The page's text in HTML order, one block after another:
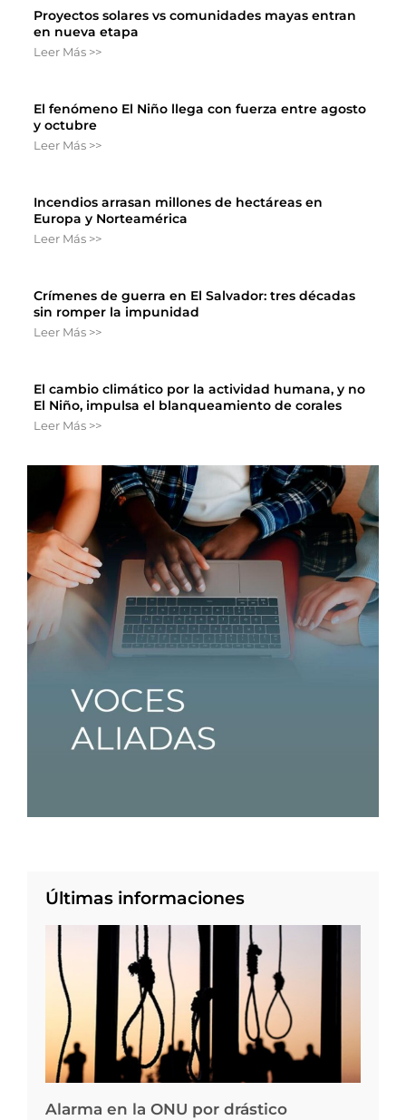
Proyectos solares vs comunidades mayas entran
en nueva etapa
Leer Más >>
El fenómeno El Niño llega con fuerza entre agosto
y octubre
Leer Más >>
Incendios arrasan millones de hectáreas en
Europa y Norteamérica
Leer Más >>
Crímenes de guerra en El Salvador: tres décadas
sin romper la impunidad
Leer Más >>
El cambio climático por la actividad humana, y no
El Niño, impulsa el blanqueamiento de corales
Leer Más >>
Últimas informaciones
Alarma en la ONU por drástico